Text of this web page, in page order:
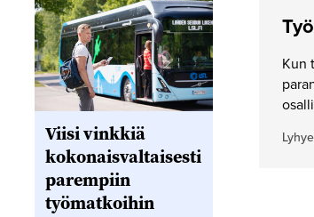
Kun
Viisi vinkkiä
kokonaisvaltaisesti
parempiin
työmatkoihin